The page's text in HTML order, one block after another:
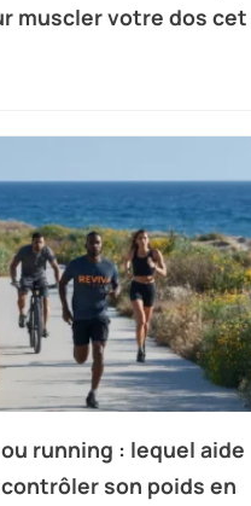
muscler votre dos
running : lequel aide
son poids en